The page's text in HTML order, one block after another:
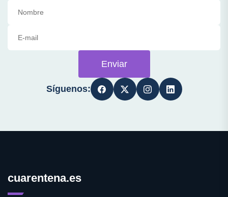
Enviar
Síguenos:
cuarentena.es